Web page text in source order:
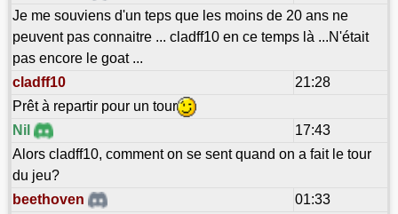
Je me souviens d'un teps que les moins de 20 ans ne
peuvent pas connaitre ... cladff10 en ce temps là ...N'était
pas encore le goat ...
cladff10
21:28
Prêt à repartir pour un tour
Nil
17:43
Alors cladff10, comment on se sent quand on a fait le tour
du jeu?
beethoven
01:33